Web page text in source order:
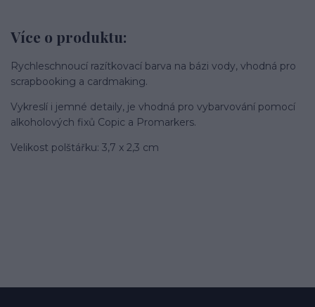
Více o produktu:
Rychleschnoucí razítkovací barva na bázi vody, vhodná pro
scrapbooking a cardmaking.
Vykreslí i jemné detaily, je vhodná pro vybarvování pomocí
alkoholových fixů Copic a Promarkers.
Velikost polštářku: 3,7 x 2,3 cm